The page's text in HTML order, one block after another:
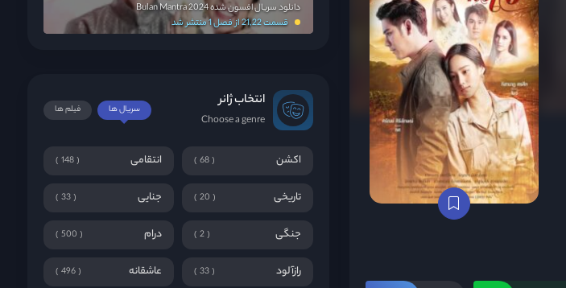
دانلود سریال افسون شده Bulan Mantra 2024
قسمت 21,22 از فصل 1 منتشر شد
انتخاب ژانر
Choose a genre
فیلم ها سریال ها
اکشن 68 انتقامی 148
تاریخی 20 جنایی 33
جنگی 2 درام 500
رازآلود 33 عاشقانه 496